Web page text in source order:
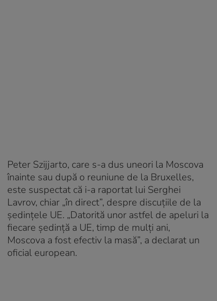
Peter Szijjarto, care s-a dus uneori la Moscova
înainte sau după o reuniune de la Bruxelles,
este suspectat că i-a raportat lui Serghei
Lavrov, chiar „în direct”, despre discuțiile de la
ședințele UE. „Datorită unor astfel de apeluri la
fiecare ședință a UE, timp de mulți ani,
Moscova a fost efectiv la masă”, a declarat un
oficial european.